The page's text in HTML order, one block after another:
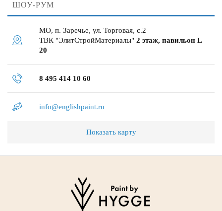
ШОУ-РУМ
МО, п. Заречье, ул. Торговая, с.2
ТВК "ЭлитСтройМатериалы" 2 этаж, павильон L
20
8 495 414 10 60
info@englishpaint.ru
Показать карту